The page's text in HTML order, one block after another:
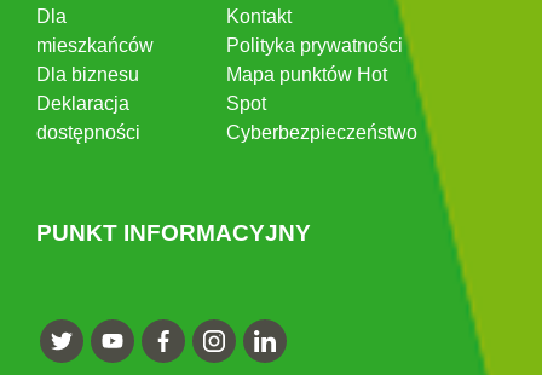
Dla
mieszkańców
Dla biznesu
Deklaracja
dostępności
Kontakt
Polityka prywatności
Mapa punktów Hot
Spot
Cyberbezpieczeństwo
PUNKT INFORMACYJNY